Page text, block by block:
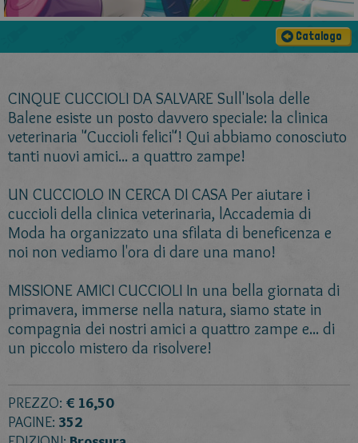
Catalogo
CINQUE CUCCIOLI DA SALVARE Sull'Isola delle
Balene esiste un posto davvero speciale: la clinica
veterinaria "Cuccioli felici"! Qui abbiamo conosciuto
tanti nuovi amici... a quattro zampe!
UN CUCCIOLO IN CERCA DI CASA Per aiutare i
cuccioli della clinica veterinaria, lAccademia di
Moda ha organizzato una sfilata di beneficenza e
noi non vediamo l'ora di dare una mano!
MISSIONE AMICI CUCCIOLI In una bella giornata di
primavera, immerse nella natura, siamo state in
compagnia dei nostri amici a quattro zampe e... di
un piccolo mistero da risolvere!
PREZZO: € 16,50
PAGINE: 352